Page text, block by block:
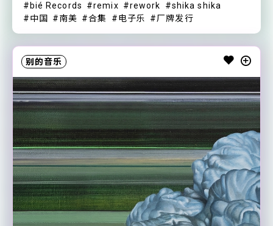
bié Records remix rework
shika shika
中国
南美 合集 电子乐 厂牌发行
别的音乐